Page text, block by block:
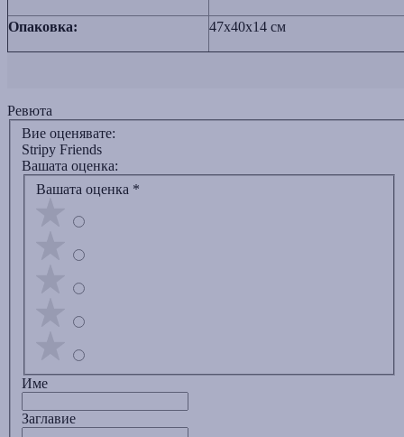
Опаковка: 47x40x14 см
Ревюта
Вие оценявате:
Stripy Friends
Вашата оценка:
Вашата оценка *
Име
Заглавиe